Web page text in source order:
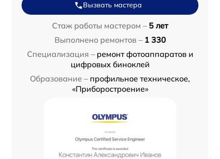
Вызвать мастера
Стаж работы мастером – 5 лет
Выполнено ремонтов – 1 330
Специализация – ремонт фотоаппаратов и
цифровых биноклей
Образование – профильное техническое,
«Приборостроение»